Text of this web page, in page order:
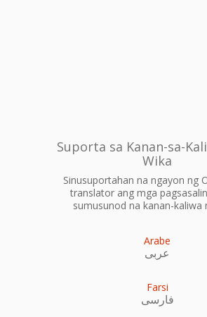
Suporta sa Kanan-sa-
Wika
Sinusuportahan na ngayon ng
translator ang mga
sumusunod na kanan-kaliwa
Arabe
عربى
Farsi
فارسی